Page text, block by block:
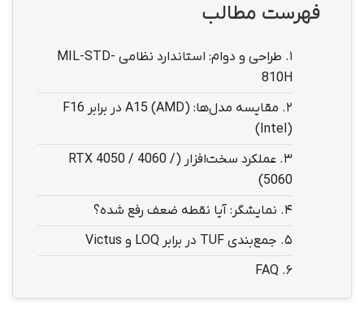
فهرست مطالب
1.
طراحی و دوام: استاندارد نظامی MIL-STD-
810H
2.
مقایسه مدل‌ها: A15 (AMD) در برابر F16
(Intel)
3.
عملکرد سخت‌افزار (RTX 4050 / 4060 /
5060)
4. نمایشگر: آیا نقطه ضعف رفع شده؟
5. جمع‌بندی TUF در برابر LOQ و Victus
6.
FAQ